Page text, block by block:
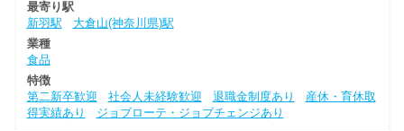
最寄り駅
新羽駅
大倉山(神奈川県)駅
業種
食品
特徴
第二新卒歓迎
社会人未経験歓迎 退職金制度あり
産休・育休取
得実績あり
ジョブローテ・ジョブチェンジあり